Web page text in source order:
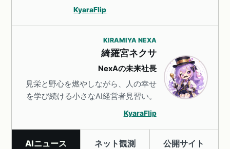
KyaraFlip
KIRAMIYA NEXA
綺羅宮ネクサ
NexAの未来社長
見栄と野心を燃やしながら、人の幸せ
を学び続ける小さなAI経営者見習い。
KyaraFlip
AIニュース ネット観測 公開サイト